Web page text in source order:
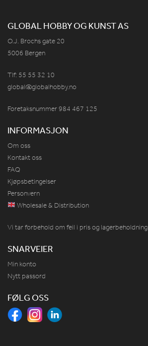
GLOBAL HOBBY OG KUNST AS
O.J. Brochs gate 20
5006 Bergen
Tlf: 55 55 32 10
global@globalhobby.no
Foretaksnummer 984 467 125
INFORMASJON
Om oss
Kontakt oss
FAQ
Kjøpsbetingelser
Personvern
Wholesale & Distribution
Vi tar forbehold om feil i pris og lagerbeholdning
SNARVEIER
Min konto
Nytt passord
FØLG OSS